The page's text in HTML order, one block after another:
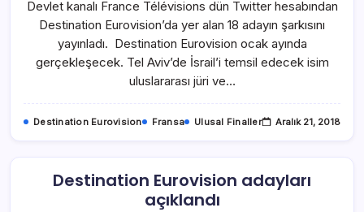
Devlet kanalı France Télévisions dün Twitter hesabından
Destination Eurovision’da yer alan 18 adayın şarkısını
yayınladı. Destination Eurovision ocak ayında
gerçekleşecek. Tel Aviv’de İsrail’i temsil edecek isim
uluslararası jüri ve…
Destination Eurovision Fransa Ulusal Finaller Aralık 21, 2018
Destination Eurovision adayları
açıklandı